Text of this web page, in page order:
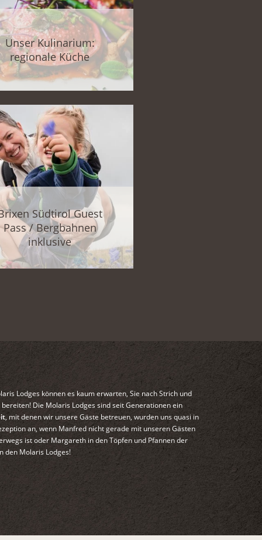
Unser Kulinarium:
regionale Küche
Südtirol Guest
Pass / Bergbahnen
inklusive
Lodges können es kaum erwarten, Sie nach Strich und
Die Molaris Lodges sind seit Generationen ein
, mit denen wir unsere Gäste betreuen, wurden uns quasi in
an, wenn Manfred nicht gerade mit unseren Gästen
ist oder Margareth in den Töpfen und Pfannen der
den Molaris Lodges!